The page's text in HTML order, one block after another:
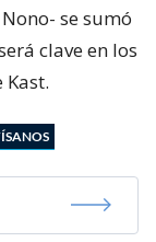
se sumó
clave en los